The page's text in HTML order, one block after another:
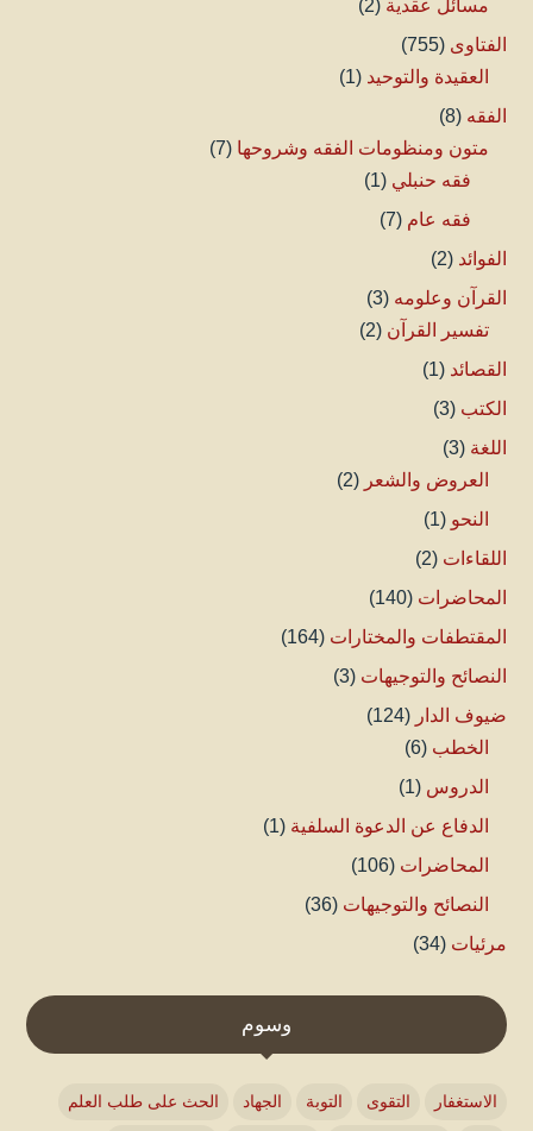
مسائل عقدية (2)
الفتاوى (755)
العقيدة والتوحيد (1)
الفقه (8)
متون ومنظومات الفقه وشروحها (7)
فقه حنبلي (1)
فقه عام (7)
الفوائد (2)
القرآن وعلومه (3)
تفسير القرآن (2)
القصائد (1)
الكتب (3)
اللغة (3)
العروض والشعر (2)
النحو (1)
اللقاءات (2)
المحاضرات (140)
المقتطفات والمختارات (164)
النصائح والتوجيهات (3)
ضيوف الدار (124)
الخطب (6)
الدروس (1)
الدفاع عن الدعوة السلفية (1)
المحاضرات (106)
النصائح والتوجيهات (36)
مرئيات (34)
وسوم
الاستغفار التقوى التوبة الجهاد الحث على طلب العلم